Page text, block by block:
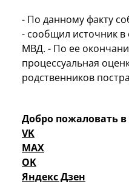
- По данному факту
- сообщил источник
МВД. - По ее
процессуальная
родственников
Добро пожаловать
VK
MAX
OK
Яндекс Дзен